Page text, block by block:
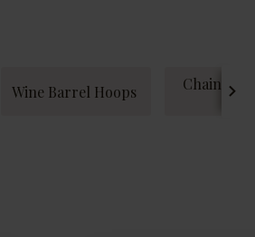
Wine Barrel Hoops
Chains